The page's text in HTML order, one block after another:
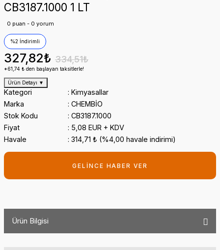
CB3187.1000 1 LT
0 puan - 0 yorum
%2 İndirimli
327,82₺ 334,51₺
*61,74 ₺ den başlayan taksitlerle!
Ürün Detayı ▼
Kategori
Kimyasallar
Marka
CHEMBİO
Stok Kodu
CB3187.1000
Fiyat
5,08 EUR + KDV
Havale
314,71 ₺ (%4,00 havale indirimi)
GELİNCE HABER VER
Ürün Bilgisi